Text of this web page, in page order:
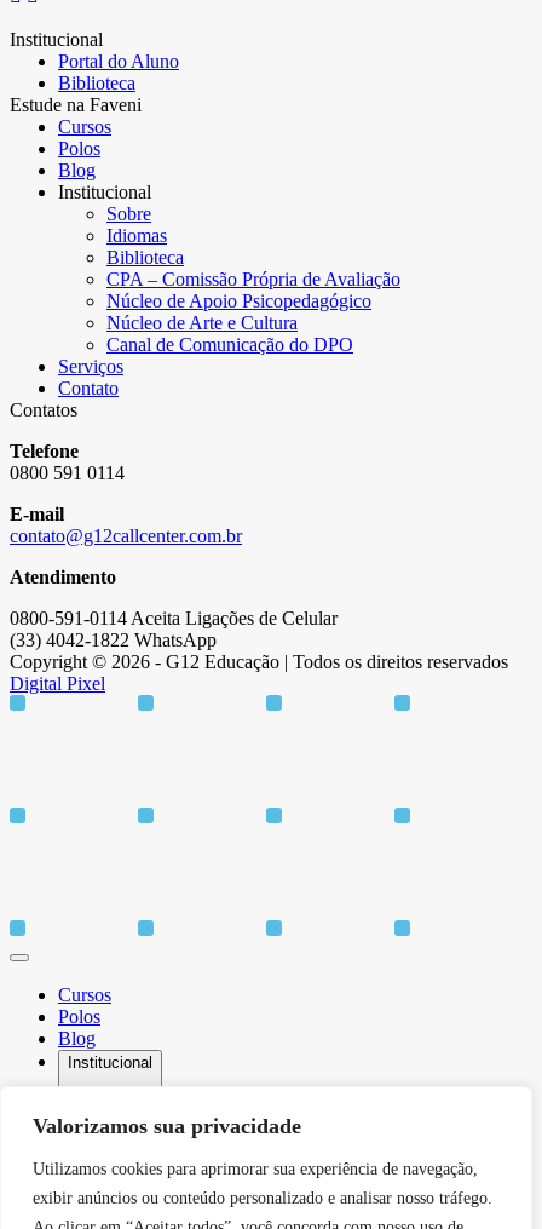
Valorizamos sua privacidade
Utilizamos cookies para aprimorar sua experiência de navegação,
exibir anúncios ou conteúdo personalizado e analisar nosso tráfego.
Institucional
Portal do Aluno
Biblioteca
Estude na Faveni
Cursos
Polos
Blog
Institucional
Sobre
Idiomas
Biblioteca
CPA – Comissão Própria de Avaliação
Núcleo de Apoio Psicopedagógico
Núcleo de Arte e Cultura
Canal de Comunicação do DPO
Serviços
Contato
Contatos
Telefone
0800 591 0114
E-mail
contato@g12callcenter.com.br
Atendimento
0800-591-0114 Aceita Ligações de Celular
(33) 4042-1822 WhatsApp
Copyright © 2026 - G12 Educação | Todos os direitos reservados
Digital Pixel
Cursos
Polos
Blog
Institucional
Sobre
Idiomas
Biblioteca